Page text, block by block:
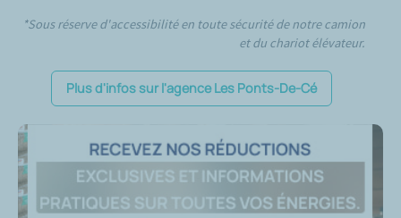
*Sous réserve d'accessibilité en toute sécurité de notre camion
et du chariot élévateur.
Plus d'infos sur l'agence Les Ponts-De-Cé